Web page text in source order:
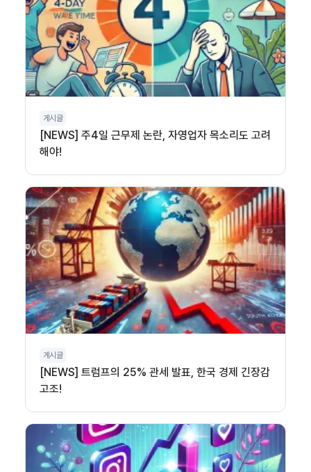
게시글
[NEWS] 주4일 근무제 논란, 자영업자 목소리도 고려
해야!
게시글
[NEWS] 트럼프의 25% 관세 발표, 한국 경제 긴장감
고조!